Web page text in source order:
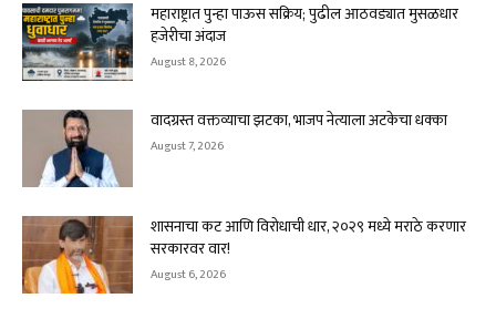
महाराष्ट्रात पुन्हा पाऊस सक्रिय; पुढील आठवड्यात मुसळधार
हजेरीचा अंदाज
August 8, 2026
वादग्रस्त वक्तव्याचा झटका, भाजप नेत्याला अटकेचा धक्का
August 7, 2026
शासनाचा कट आणि विरोधाची धार, २०२९ मध्ये मराठे करणार
सरकारवर वार!
August 6, 2026